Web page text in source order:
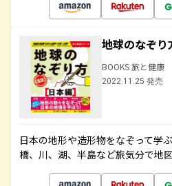
地球のなぞ
BOOKS 旅と健康
2022.11.25 発売
日本の地形や造形物をなぞって学
橋、川、湖、半島など旅気分で地